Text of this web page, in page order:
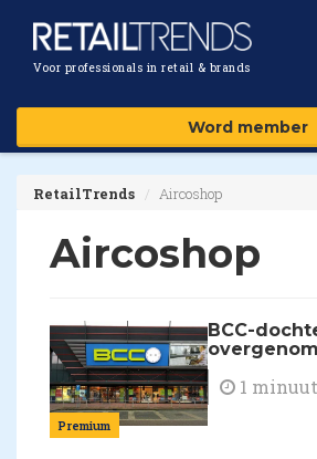
Voor professionals in retail & brands
Word member
RetailTrends Aircoshop
Aircoshop
Premium
BCC-
1 minuut